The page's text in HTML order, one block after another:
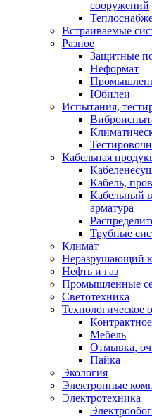
сооружений
Встраиваемые
Разное
Защитные
Неформат
Юбилеи
Испытания,
Кабельная
Кабель,
Кабельный
арматура
Трубные
Климат
Неразрушающий
Нефть и газ
Промышленные
Светотехника
Технологическое
Мебель
Отмывка,
Пайка
Экология
Электронные
Электротехника